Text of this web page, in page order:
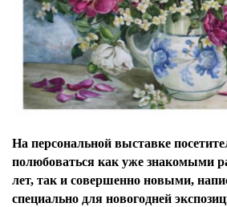
На персональной выставке
полюбоваться как уже знакомыми
лет, так и совершенно новыми,
специально для новогодней